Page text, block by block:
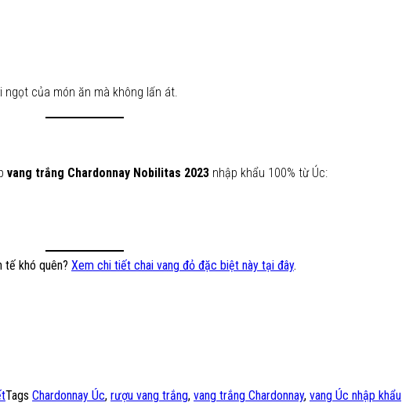
ngọt của món ăn mà không lấn át.
vang trắng Chardonnay Nobilitas 2023 nhập khẩu 100% từ Úc:
tế khó quên? Xem chi tiết chai vang đỏ đặc biệt này tại đây.
Tags Chardonnay Úc, rượu vang trắng, vang trắng Chardonnay, vang Úc nhập khẩu